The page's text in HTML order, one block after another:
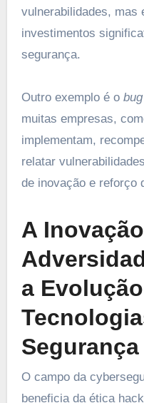
vulnerabilidades, mas
investimentos
segurança.
Outro exemplo é o
muitas empresas,
implementam,
relatar
de inovação e reforço
A
a
Segurança
O campo da
beneficia da ética